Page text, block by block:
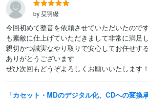
by 栞羽綴
今回初めて整音を依頼させていただいたので
も素敵に仕上げていただきまして非常に満足
親切かつ誠実なやり取りで安心してお任せす
ありがとうございます
ぜひ次回もどうぞよろしくお願いいたします！